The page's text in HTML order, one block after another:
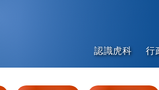
認識虎科 行